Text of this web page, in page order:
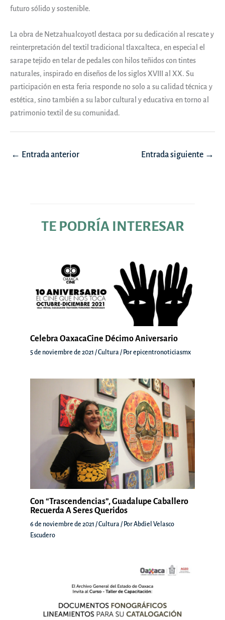
futuro sólido y sostenible.
La obra de Netzahualcoyotl destaca por su dedicación al rescate y
reinterpretación del textil tradicional tlaxcalteca, en especial el
sarape tejido en telar de pedales con hilos teñidos con tintes
naturales, inspirado en diseños de los siglos XVIII al XX. Su
participación en esta feria responde no solo a su calidad técnica y
estética, sino también a su labor cultural y educativa en torno al
patrimonio textil de su comunidad.
Navegación
← Entrada anterior Entrada siguiente →
TE PODRÍA INTERESAR
Celebra OaxacaCine Décimo Aniversario
5 de noviembre de 2021 /Cultura / Porepicentronoticiasmx
Con “Trascendencias”, Guadalupe Caballero
Recuerda A Seres Queridos
6 de noviembre de 2021 /Cultura / PorAbdiel Velasco
Escudero